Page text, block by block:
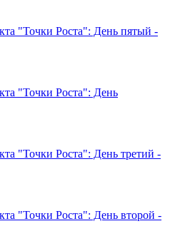
"Точки Роста": День пятый -
"Точки Роста": День
"Точки Роста": День третий -
"Точки Роста": День второй -